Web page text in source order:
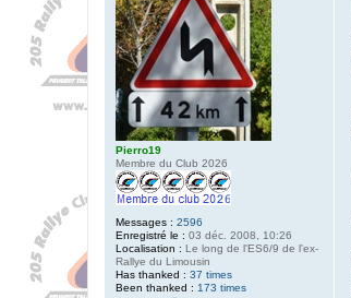
Pierro19
Membre du Club 2026
Messages : 2596
Enregistré le : 03 déc. 2008, 10:26
Localisation : Le long de l'ES6/9 de l'ex-
Rallye du Limousin
Has thanked : 37 times
Been thanked : 173 times